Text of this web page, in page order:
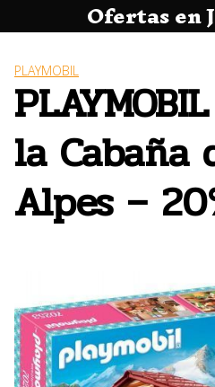
al
Ofertas en
PLAYMOBIL
la Cabaña
Alpes –